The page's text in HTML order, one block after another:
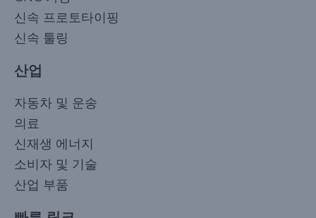
신속 프로토타이핑
신속 툴링
산업
자동차 및 운송
의료
신재생 에너지
소비자 및 기술
산업 부품